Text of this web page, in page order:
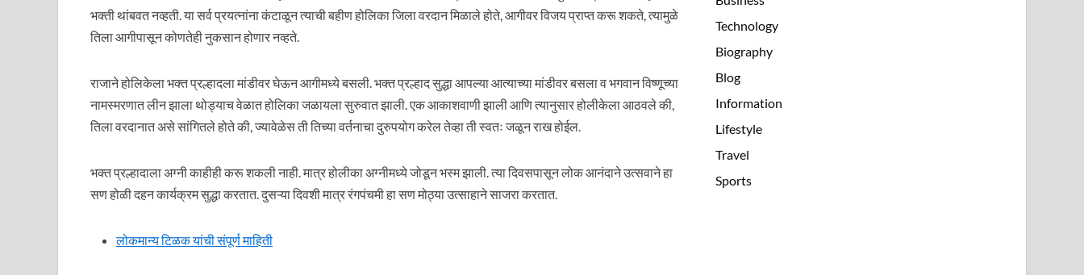
भक्ती थांबवत नव्हती. या सर्व प्रयत्नांना कंटाळून त्याची बहीण होलिका जिला वरदान मिळाले होते, आगीवर विजय प्राप्त करू शकते, त्यामुळे
तिला आगीपासून कोणतेही नुकसान होणार नव्हते.
राजाने होलिकेला भक्त प्रल्हादला मांडीवर घेऊन आगीमध्ये बसली. भक्त प्रल्हाद सुद्धा आपल्या आत्याच्या मांडीवर बसला व भगवान विष्णूच्या
नामस्मरणात लीन झाला थोड्याच वेळात होलिका जळायला सुरुवात झाली. एक आकाशवाणी झाली आणि त्यानुसार होलीकेला आठवले की,
तिला वरदानात असे सांगितले होते की, ज्यावेळेस ती तिच्या वर्तनाचा दुरुपयोग करेल तेव्हा ती स्वतः जळून राख होईल.
भक्त प्रल्हादाला अग्नी काहीही करू शकली नाही. मात्र होलीका अग्नीमध्ये जोडून भस्म झाली. त्या दिवसपासून लोक आनंदाने उत्सवाने हा
सण होळी दहन कार्यक्रम सुद्धा करतात. दुसऱ्या दिवशी मात्र रंगपंचमी हा सण मोठ्या उत्साहाने साजरा करतात.
लोकमान्य टिळक यांची संपूर्ण माहिती
Technology
Biography
Blog
Information
Lifestyle
Travel
Sports